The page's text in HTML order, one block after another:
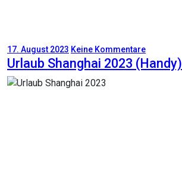
17. August 2023 Keine Kommentare
Urlaub Shanghai 2023 (Handy)